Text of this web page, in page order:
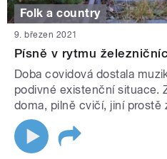
Folk a country
9. březen 2021
Písně v rytmu
Doba covidová dostala
podivné existenční situace.
doma, pilně cvičí, jiní prostě